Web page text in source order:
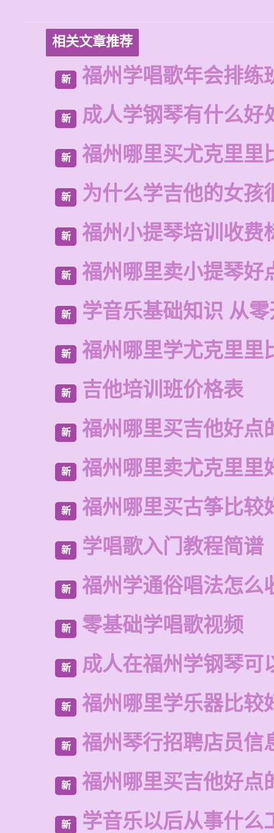
相关文章推荐
新 福州学唱歌年会排练
新 成人学钢琴有什么好
新 福州哪里买尤克里里
新 为什么学吉他的女孩
新 福州小提琴培训收费
新 福州哪里卖小提琴好
新 学音乐基础知识 从
新 福州哪里学尤克里里
新 吉他培训班价格表
新 福州哪里买吉他好点
新 福州哪里卖尤克里里
新 福州哪里买古筝比较
新 学唱歌入门教程简谱
新 福州学通俗唱法怎么
新 零基础学唱歌视频
新 成人在福州学钢琴可
新 福州哪里学乐器比较
新 福州琴行招聘店员信
新 福州哪里买吉他好点
新 学音乐以后从事什么